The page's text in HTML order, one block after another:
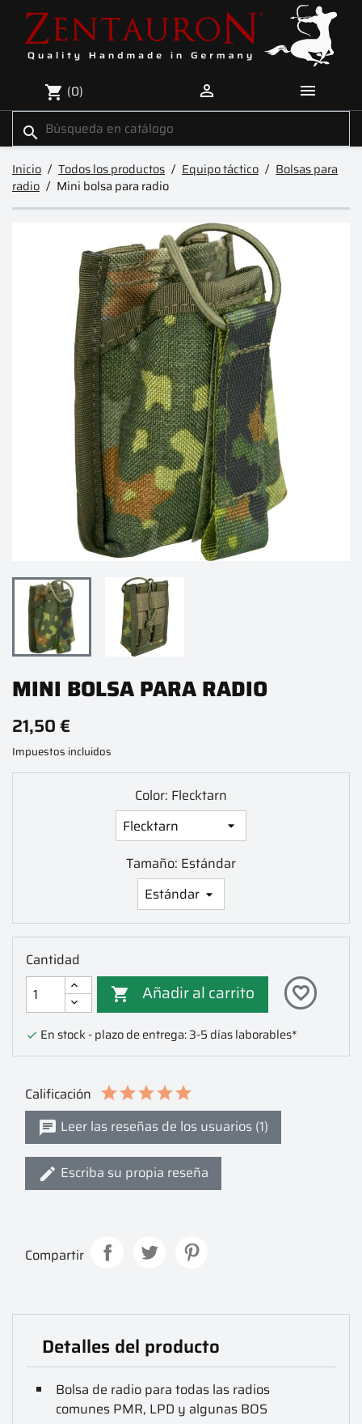
shopping_cart (0)  
search
Inicio Todos los productos Equipo táctico
Bolsas para
radio
Mini bolsa para radio
MINI BOLSA PARA RADIO
21,50 €
Impuestos incluidos
Color: Flecktarn
Tamaño: Estándar
Cantidad
 Añadir al carrito favorite_border
 En stock - plazo de entrega: 3-5 días laborables*
Calificación
Leer las reseñas de los usuarios (1)
Escriba su propia reseña
Compartir
Detalles del producto
Bolsa de radio para todas las radios
comunes PMR, LPD y algunas BOS